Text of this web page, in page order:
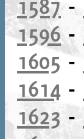
1587-
1596-
1605-
1614 -
1623 -